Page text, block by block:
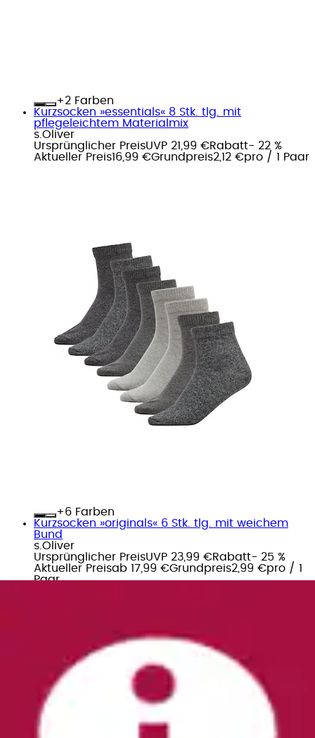
+
Farben
Kurzsocken »essentials« 8 Stk. tlg. mit
pflegeleichtem Materialmix
s.Oliver
Ursprünglicher PreisUVP 21,99 €Rabatt- 22 %
Aktueller Preis16,99 €Grundpreis2,12 €pro / 1 Paar
+
Farben
Kurzsocken »originals« 6 Stk. tlg. mit weichem
Bund
s.Oliver
Ursprünglicher PreisUVP 23,99 €Rabatt- 25 %
Aktueller Preisab 17,99 €Grundpreis2,99 €pro / 1
Paar